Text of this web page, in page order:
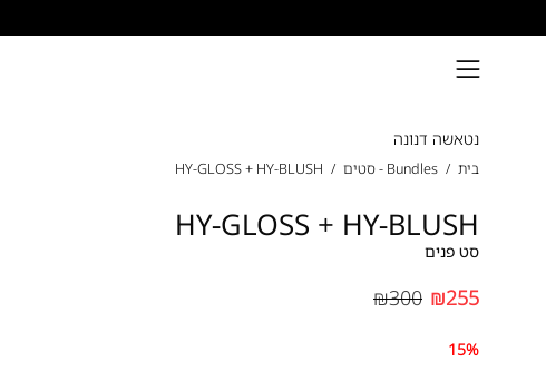
פתיחת
ניווט
נטאשה דנונה
בית / Bundles - סטים /
HY-GLOSS + HY-BLUSH
HY-GLOSS + HY-BLUSH
סט פנים
₪300 ₪255
15%